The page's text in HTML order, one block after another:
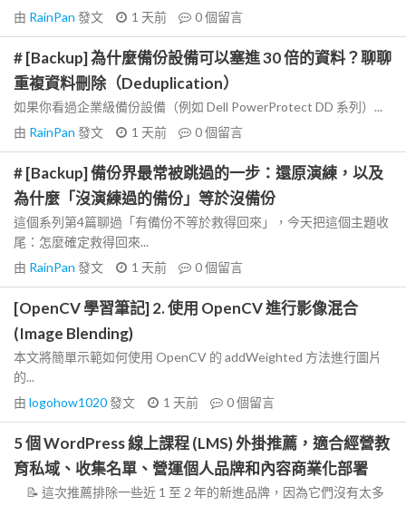
由 RainPan 發文 1 天前 0個留言
# [Backup] 為什麼備份設備可以塞進 30 倍的資料？聊聊
重複資料刪除（Deduplication）
如果你看過企業級備份設備（例如 Dell PowerProtect DD 系列）...
由 RainPan 發文 1 天前 0個留言
# [Backup] 備份界最常被跳過的一步：還原演練，以及
為什麼「沒演練過的備份」等於沒備份
這個系列第4篇聊過「有備份不等於救得回來」，今天把這個主題收
尾：怎麼確定救得回來...
由 RainPan 發文 1 天前 0個留言
[OpenCV 學習筆記] 2. 使用 OpenCV 進行影像混合
(Image Blending)
本文將簡單示範如何使用 OpenCV 的 addWeighted 方法進行圖片
的...
由 logohow1020發文 1 天前 0個留言
5 個 WordPress 線上課程 (LMS) 外掛推薦，適合經營教
育私域、收集名單、營運個人品牌和內容商業化部署
📝 這次推薦排除一些近 1 至 2 年的新進品牌，因為它們沒有太多